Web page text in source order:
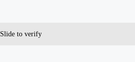
Slide to verify